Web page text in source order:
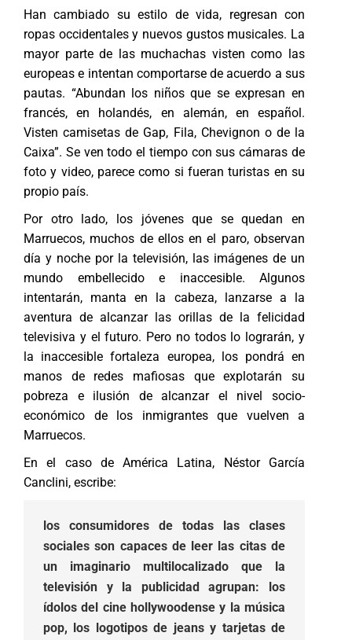
Han cambiado su estilo de vida, regresan con
ropas occidentales y nuevos gustos musicales. La
mayor parte de las muchachas visten como las
europeas e intentan comportarse de acuerdo a sus
pautas. “Abundan los niños que se expresan en
francés, en holandés, en alemán, en español.
Visten camisetas de Gap, Fila, Chevignon o de la
Caixa”. Se ven todo el tiempo con sus cámaras de
foto y video, parece como si fueran turistas en su
propio país.
Por otro lado, los jóvenes que se quedan en
Marruecos, muchos de ellos en el paro, observan
día y noche por la televisión, las imágenes de un
mundo embellecido e inaccesible. Algunos
intentarán, manta en la cabeza, lanzarse a la
aventura de alcanzar las orillas de la felicidad
televisiva y el futuro. Pero no todos lo lograrán, y
la inaccesible fortaleza europea, los pondrá en
manos de redes mafiosas que explotarán su
pobreza e ilusión de alcanzar el nivel socio-
económico de los inmigrantes que vuelven a
Marruecos.
En el caso de América Latina, Néstor García
Canclini, escribe:
los consumidores de todas las clases
sociales son capaces de leer las citas de
un imaginario multilocalizado que la
televisión y la publicidad agrupan: los
ídolos del cine hollywoodense y la música
pop, los logotipos de jeans y tarjetas de